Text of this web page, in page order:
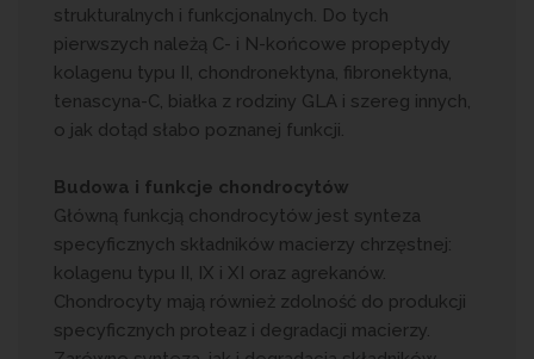
strukturalnych i funkcjonalnych. Do tych
pierwszych należą C- i N-końcowe propeptydy
kolagenu typu II, chondronektyna, fibronektyna,
tenascyna-C, białka z rodziny GLA i szereg innych,
o jak dotąd słabo poznanej funkcji.
Budowa i funkcje chondrocytów
Główną funkcją chondrocytów jest synteza
specyficznych składników macierzy chrzęstnej:
kolagenu typu II, IX i XI oraz agrekanów.
Chondrocyty mają również zdolność do produkcji
specyficznych proteaz i degradacji macierzy.